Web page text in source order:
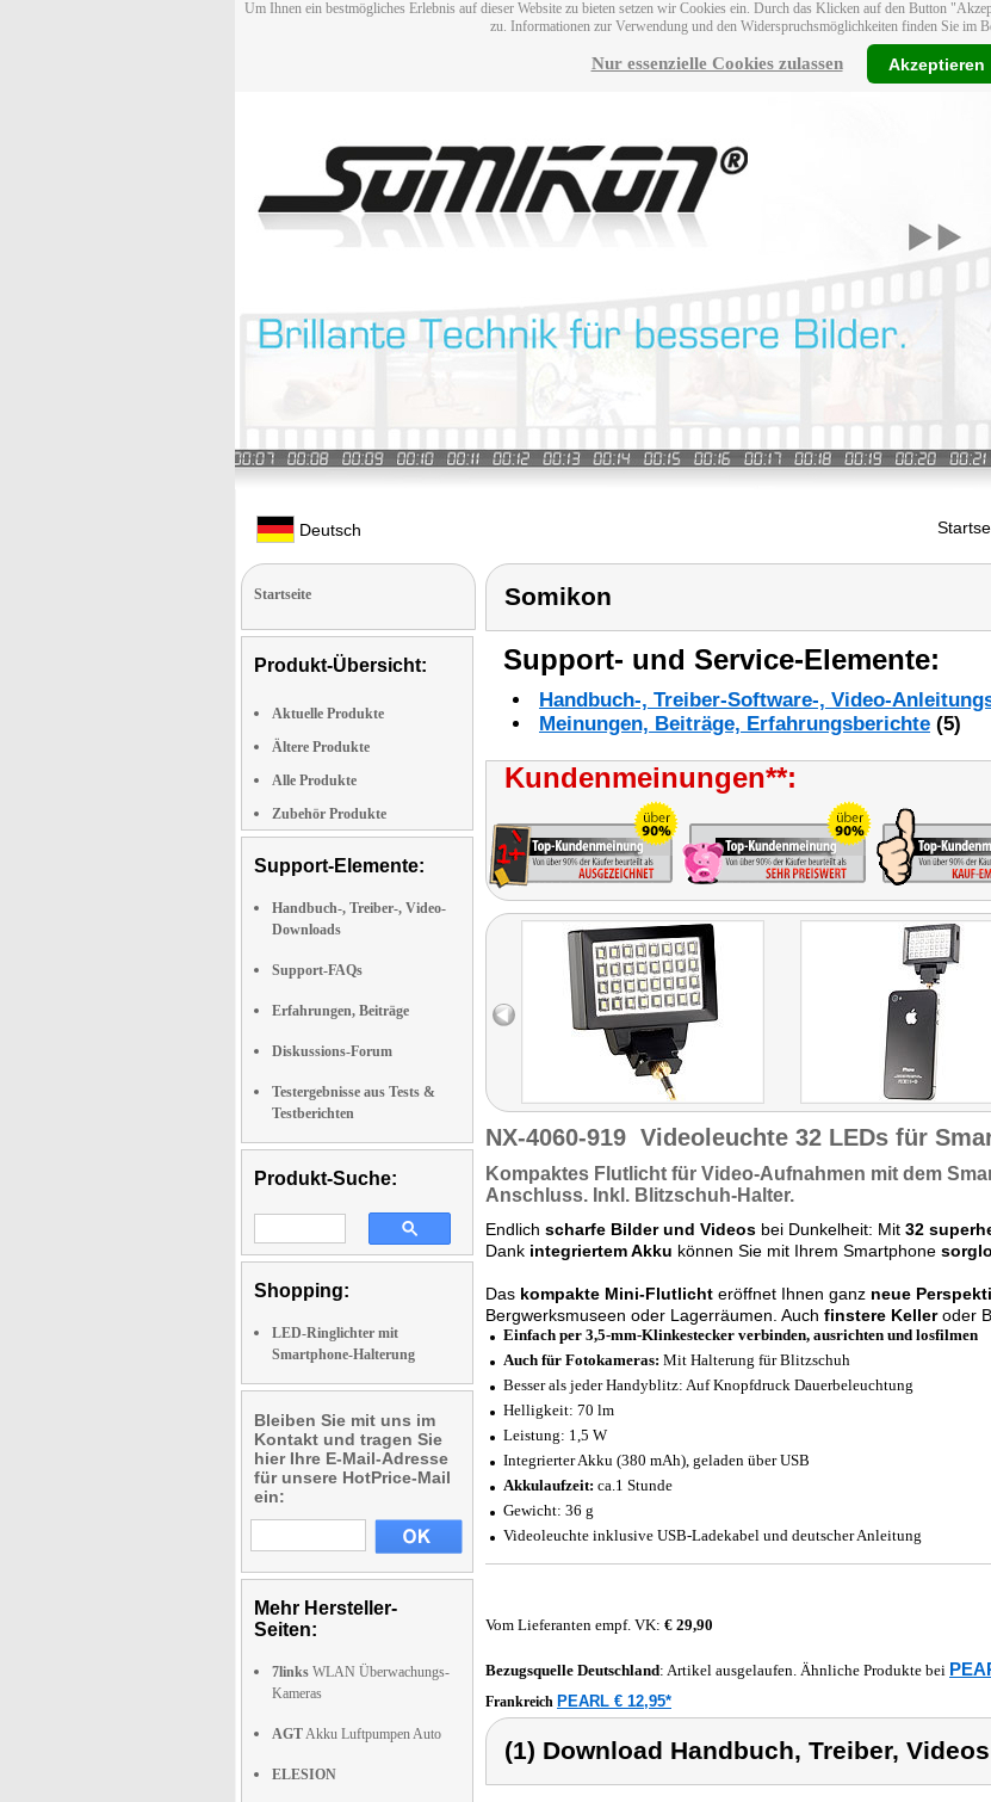
Um Ihnen ein bestmögliches Erlebnis auf dieser Website zu bieten setzen wir Cookies ein. Durch das Klicken auf den Button
zu. Informationen zur Verwendung und den Widerspruchsmöglichkeiten finden Sie im
Nur essenzielle Cookies zulassen Akzeptieren
Deutsch
Startseite
Produkt-Übersicht:
Aktuelle Produkte
Ältere Produkte
Alle Produkte
Zubehör Produkte
Support-Elemente:
Handbuch-, Treiber-, Video-
Downloads
Support-FAQs
Erfahrungen, Beiträge
Diskussions-Forum
Testergebnisse aus Tests &
Testberichten
Produkt-Suche:
Shopping:
LED-Ringlichter mit
Smartphone-Halterung
Bleiben Sie mit uns im
Kontakt und tragen Sie
hier Ihre E-Mail-Adresse
für unsere HotPrice-Mail
ein:
Mehr Hersteller-
Seiten:
7links WLAN Überwachungs-
Kameras
AGTAkku Luftpumpen Auto
ELESION
Somikon
Support- und Service-Elemente:
Handbuch-, Treiber-Software-, Video-
Meinungen, Beiträge, Erfahrungsberichte (5)
Kundenmeinungen**:
NX-4060-919 Videoleuchte 32 LEDs für
Kompaktes Flutlicht für Video-Aufnahmen mit dem
Anschluss. Inkl. Blitzschuh-Halter.
Endlich scharfe Bilder und Videos bei Dunkelheit: Mit 32
Dank integriertem Akku können Sie mit Ihrem Smartphone
Das kompakte Mini-Flutlicht eröffnet Ihnen ganz neue
Bergwerksmuseen oder Lagerräumen. Auch finstere Kelleroder
Einfach per 3,5-mm-Klinkestecker verbinden, ausrichten und losfilmen
Auch für Fotokameras: Mit Halterung für Blitzschuh
Besser als jeder Handyblitz: Auf Knopfdruck Dauerbeleuchtung
Helligkeit: 70 lm
Leistung: 1,5 W
Integrierter Akku (380 mAh), geladen über USB
Akkulaufzeit: ca.1 Stunde
Gewicht: 36 g
Videoleuchte inklusive USB-Ladekabel und deutscher Anleitung
Vom Lieferanten empf. VK: € 29,90
Bezugsquelle Deutschland: Artikel ausgelaufen. Ähnliche Produkte bei
Frankreich PEARL € 12,95*
(1) Download Handbuch, Treiber,